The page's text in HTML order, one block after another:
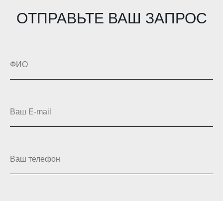
ОТПРАВЬТЕ ВАШ ЗАПРОС
ФИО
Ваш E-mail
Ваш телефон